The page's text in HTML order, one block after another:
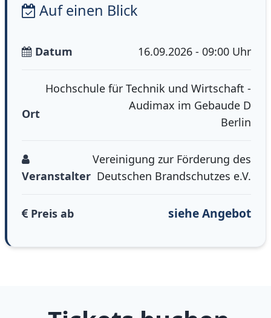
Auf einen Blick
Datum 16.09.2026 - 09:00 Uhr
Ort
Hochschule für Technik und Wirtschaft -
Audimax im Gebaude D
Berlin
Veranstalter
Vereinigung zur Förderung des
Deutschen Brandschutzes e.V.
Preis ab siehe Angebot